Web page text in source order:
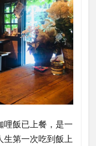
哩飯已上餐，是一
生第一次吃到飯上